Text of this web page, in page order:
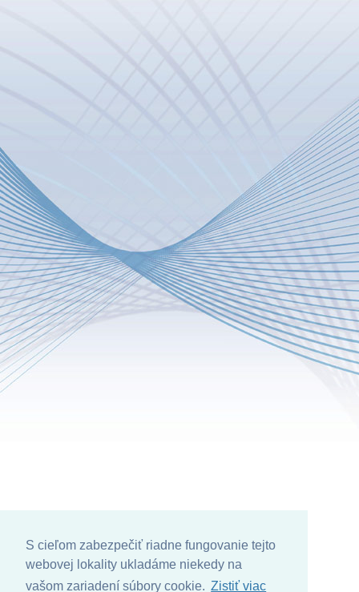
S cieľom zabezpečiť riadne fungovanie tejto
webovej lokality ukladáme niekedy na
vašom zariadení súbory cookie. Zistiť viac